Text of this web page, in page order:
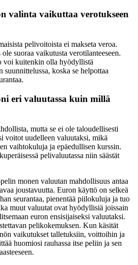
valinta vaikuttaa verotukseen
pelivoitoista ei makseta veroa.
suoraa vaikutusta verotilanteeseen.
voi kuitenkin olla hyödyllistä
koska se helpottaa
eri valuutassa kuin millä
mutta se ei ole taloudellisesti
voitot uudelleen valuutaksi, mikä
vaihtokuluja ja epäedullisen kurssin.
pelivaluutassa niin säästät
monen valuutan mahdollisuus antaa
joustavuutta. Euron käyttö on selkeä
seurantaa, pienentää piilokuluja ja tuo
muut valuutat ovat hyödyllisiä joissain
euron ensisijaiseksi valuutaksi.
pelikokemuksen. Kun käsität
vaikutukset talletuksiin, voittoihin ja
huomiosi rauhassa itse peliin ja sen